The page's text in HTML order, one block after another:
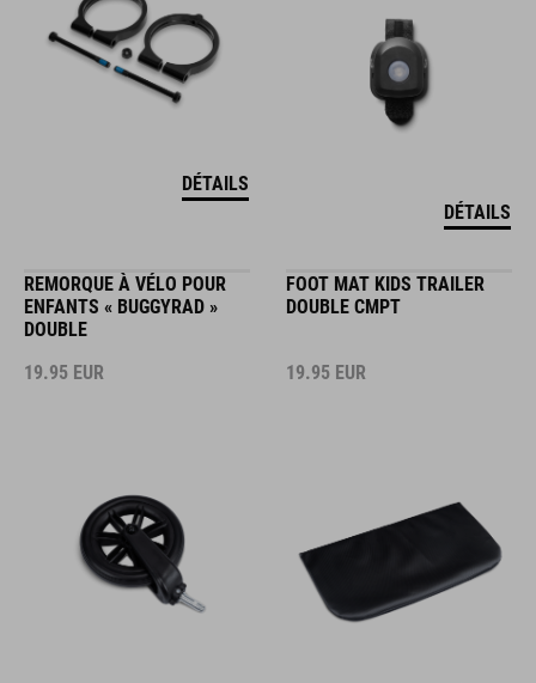
DÉTAILS
DÉTAILS
REMORQUE À VÉLO POUR
ENFANTS « BUGGYRAD »
DOUBLE
19.95 EUR
FOOT MAT KIDS TRAILER
DOUBLE CMPT
19.95 EUR